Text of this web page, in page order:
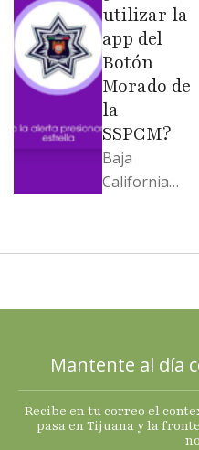
soportó; Los
…
utilizar la
app del
Botón
Morado de
la
SSPCM?
Baja
California
2025 con
termómetro
s
económicos.
Mantente al día
Recibe en tu correo el
pasa en Tijuana y la